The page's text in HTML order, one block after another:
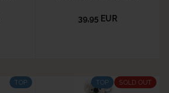
39,95 EUR
TOP TOP SOLD OUT